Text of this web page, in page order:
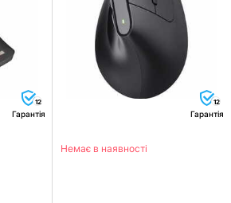
12
Гарантія
12
Гарантія
Немає в наявності